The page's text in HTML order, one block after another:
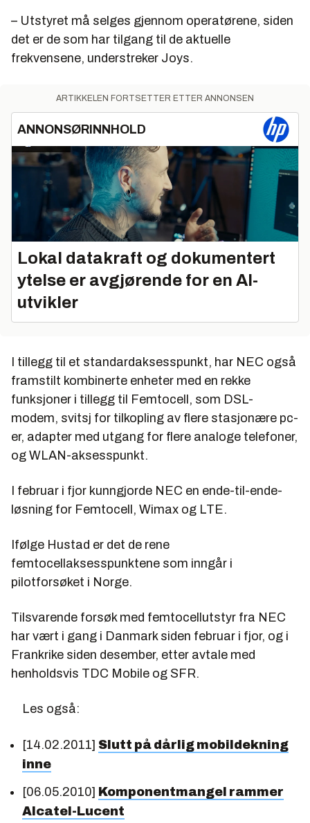
– Utstyret må selges gjennom operatørene, siden
det er de som har tilgang til de aktuelle
frekvensene, understreker Joys.
ARTIKKELEN FORTSETTER ETTER ANNONSEN
ANNONSØRINNHOLD
Lokal datakraft og dokumentert
ytelse er avgjørende for en AI-
utvikler
I tillegg til et standardaksesspunkt, har NEC også
framstilt kombinerte enheter med en rekke
funksjoner i tillegg til Femtocell, som DSL-
modem, svitsj for tilkopling av flere stasjonære pc-
er, adapter med utgang for flere analoge telefoner,
og WLAN-aksesspunkt.
I februar i fjor kunngjorde NEC en ende-til-ende-
løsning for Femtocell, Wimax og LTE.
Ifølge Hustad er det de rene
femtocellaksesspunktene som inngår i
pilotforsøket i Norge.
Tilsvarende forsøk med femtocellutstyr fra NEC
har vært i gang i Danmark siden februar i fjor, og i
Frankrike siden desember, etter avtale med
henholdsvis TDC Mobile og SFR.
Les også:
[14.02.2011] Slutt på dårlig mobildekning
inne
[06.05.2010] Komponentmangel rammer
Alcatel-Lucent